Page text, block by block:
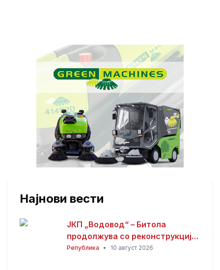
Најнови вести
ЈКП „Водовод“ – Битола
продолжува со реконструкција
и модернизација на
Република • 10 август 2026